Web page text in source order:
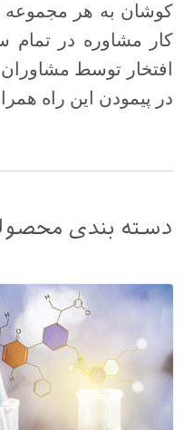
کوشان به هر
کار مشاوره در
افتخار توسط
در پیمودن این راه
دسته بندی